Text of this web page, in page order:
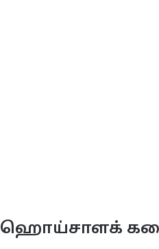
ஹொய்சாளக்